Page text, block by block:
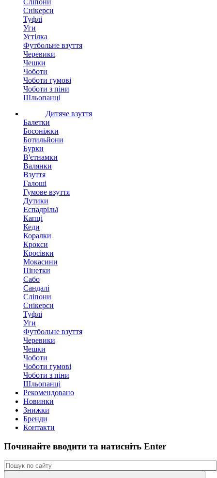
Сліпони
Снікерси
Туфлі
Уги
Устілка
Футбольне взуття
Черевики
Чешки
Чоботи
Чоботи гумові
Чоботи з піни
Шльопанці
Дитяче взуття
Балетки
Босоніжки
Ботильйони
Бурки
В'єтнамки
Валянки
Взуття
Галоші
Гумове взуття
Дутики
Еспадрільї
Капці
Кеди
Коралки
Крокси
Кросівки
Мокасини
Пінетки
Сабо
Сандалі
Сліпони
Снікерси
Туфлі
Уги
Футбольне взуття
Черевики
Чешки
Чоботи
Чоботи гумові
Чоботи з піни
Шльопанці
Рекомендовано
Новинки
Знижки
Бренди
Контакти
Починайте вводити та натиснiть Enter